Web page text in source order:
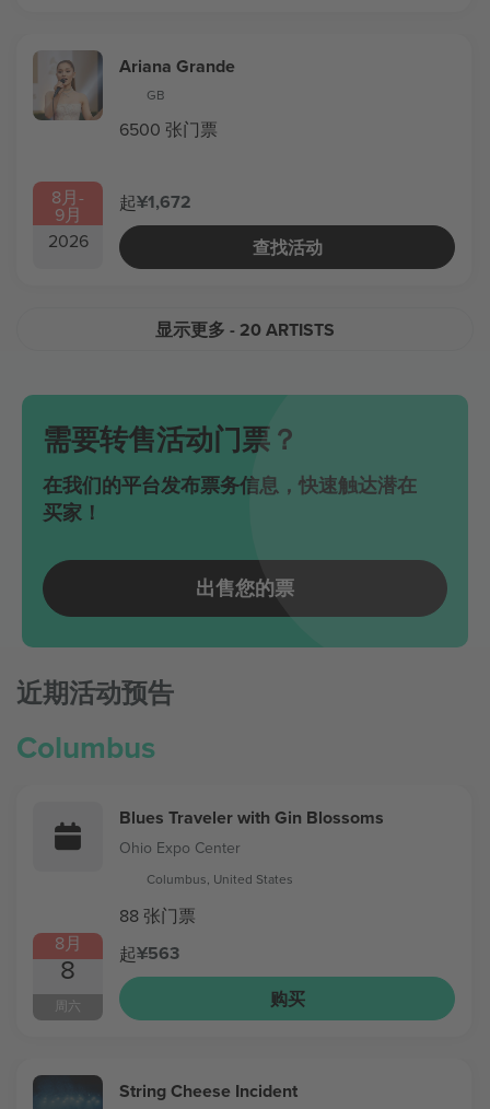
8月-
9月
2026
Ariana Grande
GB
6500 张门票
起¥1,672
查找活动
显示更多 - 20 ARTISTS
需要转售活动门票？
在我们的平台发布票务信息，快速触达潜在
买家！
出售您的票
近期活动预告
Columbus
8月
8
周六
Blues Traveler with Gin Blossoms
Ohio Expo Center
Columbus, United States
88 张门票
起¥563
购买
String Cheese Incident